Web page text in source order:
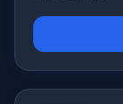
empfehlen wir,